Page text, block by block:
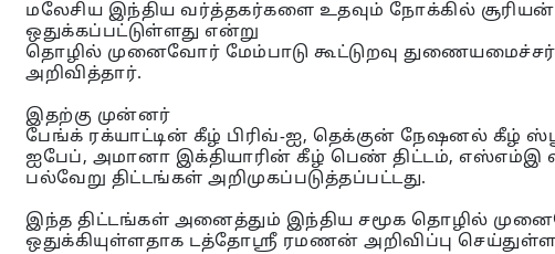
மலேசிய இந்திய வர்த்தகர்களை உதவும் நோக்கில் சூரியன்
ஒதுக்கப்பட்டுள்ளது என்று
தொழில் முனைவோர் மேம்பாடு கூட்டுறவு
அறிவித்தார்.
இதற்கு முன்னர்
பேங்க் ரக்யாட்டின் கீழ் பிரிவ்-ஐ, தெக்குன் நேஷனல் கீழ்
ஐபேப், அமானா இக்தியாரின் கீழ் பெண் திட்டம்,
பல்வேறு திட்டங்கள் அறிமுகப்படுத்தப்பட்டது.
இந்த திட்டங்கள் அனைத்தும் இந்திய சமூக தொழில்
ஒதுக்கியுள்ளதாக டத்தோஸ்ரீ ரமணன் அறிவிப்பு